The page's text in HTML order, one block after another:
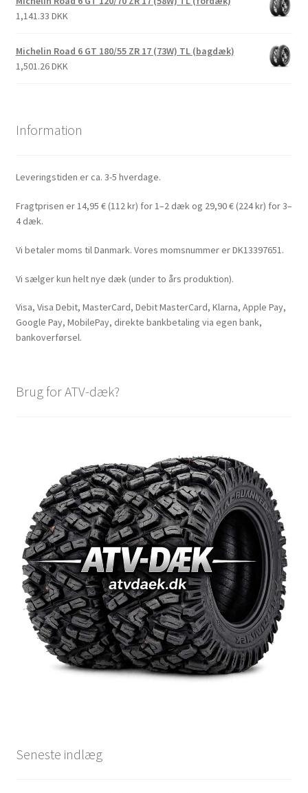
1,141.33 DKK
Michelin Road 6 GT 180/55 ZR 17 (73W) TL (bagdæk)
1,501.26 DKK
Information
Leveringstiden er ca. 3-5 hverdage.
Fragtprisen er 14,95 € (112 kr) for 1–2 dæk og 29,90 € (224 kr) for 3–
4 dæk.
Vi betaler moms til Danmark. Vores momsnummer er DK13397651.
Vi sælger kun helt nye dæk (under to års produktion).
Visa, Visa Debit, MasterCard, Debit MasterCard, Klarna, Apple Pay,
Google Pay, MobilePay, direkte bankbetaling via egen bank,
bankoverførsel.
Brug for ATV-dæk?
Seneste indlæg